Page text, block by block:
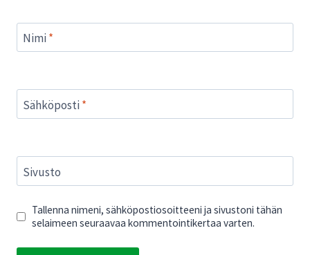
Nimi *
Sähköposti *
Sivusto
Tallenna nimeni, sähköpostiosoitteeni ja sivustoni tähän
selaimeen seuraavaa kommentointikertaa varten.